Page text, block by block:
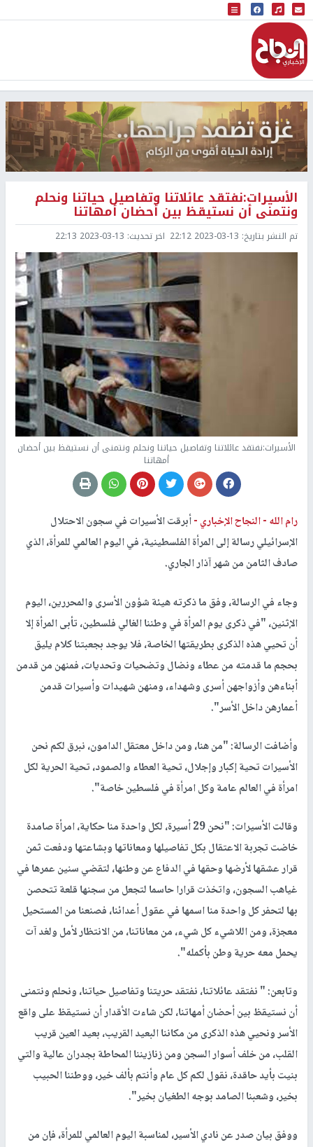
البث المباشر
إذاعة النجاح
الأسيرات:نفتقد عائلاتنا وتفاصيل حياتنا ونحلم
ونتمنى أن نستيقظ بين أحضان أمهاتنا
تم النشر بتاريخ: 2023-03-13 22:12 اخر تحديث: 2023-03-13 22:13
الأسيرات:نفتقد عائلاتنا وتفاصيل حياتنا ونحلم ونتمنى أن نستيقظ بين أحضان
أمهاتنا
رام الله -النجاح الإخباري -أبرقت الأسيرات في سجون الاحتلال
الإسرائيلي رسالة إلى المرأة الفلسطينية، في اليوم العالمي للمرأة، الذي
صادف الثامن من شهر آذار الجاري.
وجاء في الرسالة، وفق ما ذكرته هيئة شؤون الأسرى والمحررين، اليوم
الإثنين، "في ذكرى يوم المرأة في وطننا الغالي فلسطين، تأبى المرأة إلا
أن تحيي هذه الذكرى بطريقتها الخاصة، فلا يوجد بجعبتنا كلام يليق
بحجم ما قدمته من عطاء ونضال وتضحيات وتحديات، فمنهن من قدمن
أبناءهن وأزواجهن أسرى وشهداء، ومنهن شهيدات وأسيرات قدمن
أعمارهن داخل الأسر".
وأضافت الرسالة: "من هنا، ومن داخل معتقل الدامون، نبرق لكم نحن
الأسيرات تحية إكبار وإجلال، تحية العطاء والصمود، تحية الحرية لكل
امرأة في العالم عامة وكل امرأة في فلسطين خاصة".
وقالت الأسيرات: "نحن 29 أسيرة، لكل واحدة منا حكاية، امرأة صامدة
خاضت تجربة الاعتقال بكل تفاصيلها ومعاناتها وبشاعتها ودفعت ثمن
قرار عشقها لأرضها وحقها في الدفاع عن وطنها، لتقضي سنين عمرها في
غياهب السجون، واتخذت قرارا حاسما لتجعل من سجنها قلعة تتحصن
بها لتحفر كل واحدة منا اسمها في عقول أعدائنا، فصنعنا من المستحيل
معجزة، ومن اللاشيء كل شيء، من معاناتنا، من الانتظار لأمل ولغد آت
يحمل معه حرية وطن بأكمله".
وتابعن: " نفتقد عائلاتنا، نفتقد حريتنا وتفاصيل حياتنا، ونحلم ونتمنى
أن نستيقظ بين أحضان أمهاتنا، لكن شاءت الأقدار أن نستيقظ على واقع
الأسر ونحيي هذه الذكرى من مكاننا البعيد القريب، بعيد العين قريب
القلب، من خلف أسوار السجن ومن زنازيننا المحاطة بجدران عالية والتي
بنيت بأيد حاقدة، نقول لكم كل عام وأنتم بألف خير، ووطننا الحبيب
بخير، وشعبنا الصامد بوجه الطغيان بخير".
ووفق بيان صدر عن نادي الأسير، لمناسبة اليوم العالمي للمرأة، فإن من